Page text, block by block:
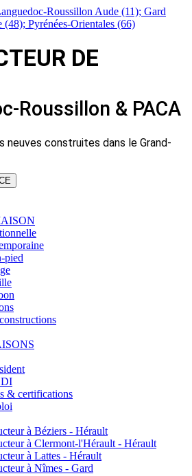
DE
Roussillon & PACA
neuves construites dans le Grand-
pied
& certifications
à Béziers - Hérault
à Clermont-l'Hérault - Hérault
à Lattes - Hérault
à Nîmes - Gard